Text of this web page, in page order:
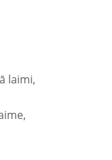
laimi,